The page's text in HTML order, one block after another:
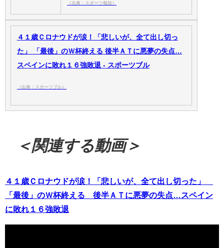
（出典：スポーツ報知）
４１歳Ｃロナウドが涙！「悲しいが、全て出し切っ
た」 「最後」のＷ杯終える 後半ＡＴに悪夢の失点…
スペインに敗れ１６強敗退 - スポーツブル
（出典：スポーツブル）
＜関連する動画＞
４１歳Ｃロナウドが涙！「悲しいが、全て出し切った」
「最後」のＷ杯終える 後半ＡＴに悪夢の失点…スペイン
に敗れ１６強敗退